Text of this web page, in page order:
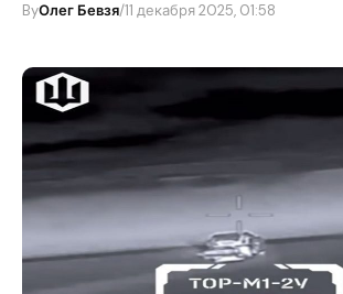
ByОлег Бевзя/11 декабря 2025, 01:58